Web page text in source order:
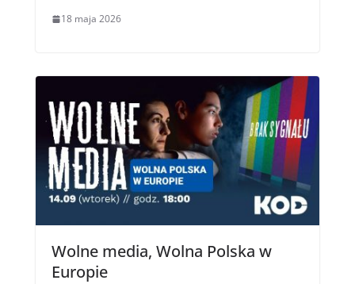
18 maja 2026
Wolne media, Wolna Polska w
Europie